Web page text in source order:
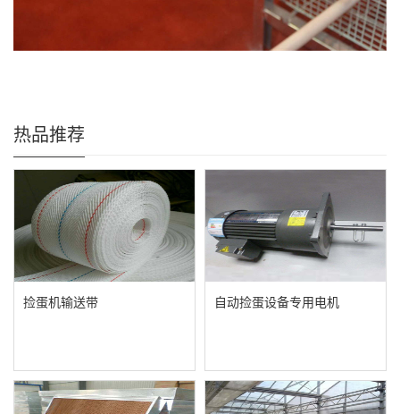
热品推荐
捡蛋机输送带 自动捡蛋设备专用电机